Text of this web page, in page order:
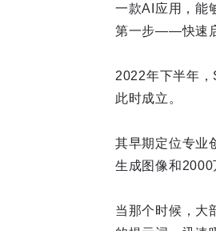
一款AI应用，能
第一步——快速启
2022年下半年
此时成立。
其早期定位专业
生成图像和2000
当那个时候，大